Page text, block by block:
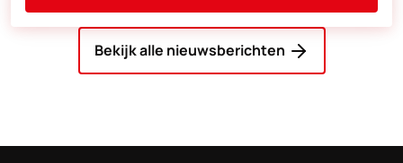
Bekijk alle nieuwsberichten